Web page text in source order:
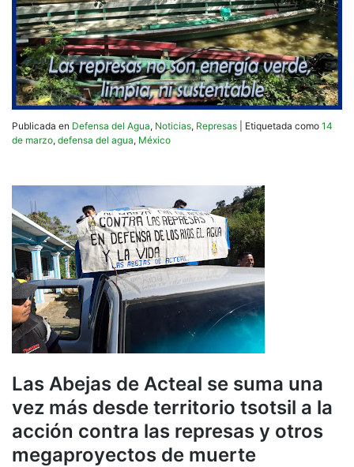
Publicada en Defensa del Agua, Noticias, Represas Etiquetada como 14
de marzo, defensa del agua, México
Las Abejas de Acteal se suma una
vez más desde territorio tsotsil a la
acción contra las represas y otros
megaproyectos de muerte